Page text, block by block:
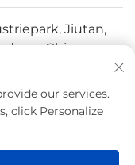
Jiutan,
China
Technology Co., Ltd.
our services.
click Personalize